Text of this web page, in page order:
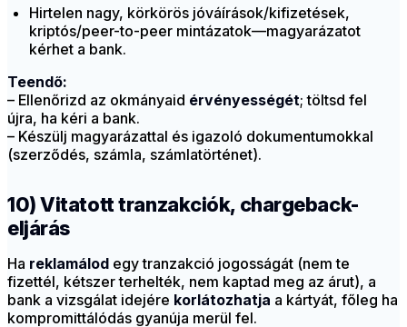
Hirtelen nagy, körkörös jóváírások/kifizetések,
kriptós/peer-to-peer mintázatok—magyarázatot
kérhet a bank.
Teendő:
– Ellenőrizd az okmányaid érvényességét; töltsd fel
újra, ha kéri a bank.
– Készülj magyarázattal és igazoló dokumentumokkal
(szerződés, számla, számlatörténet).
10) Vitatott tranzakciók, chargeback-
eljárás
Ha reklamálod egy tranzakció jogosságát (nem te
fizettél, kétszer terhelték, nem kaptad meg az árut), a
bank a vizsgálat idejére korlátozhatja a kártyát, főleg ha
kompromittálódás gyanúja merül fel.